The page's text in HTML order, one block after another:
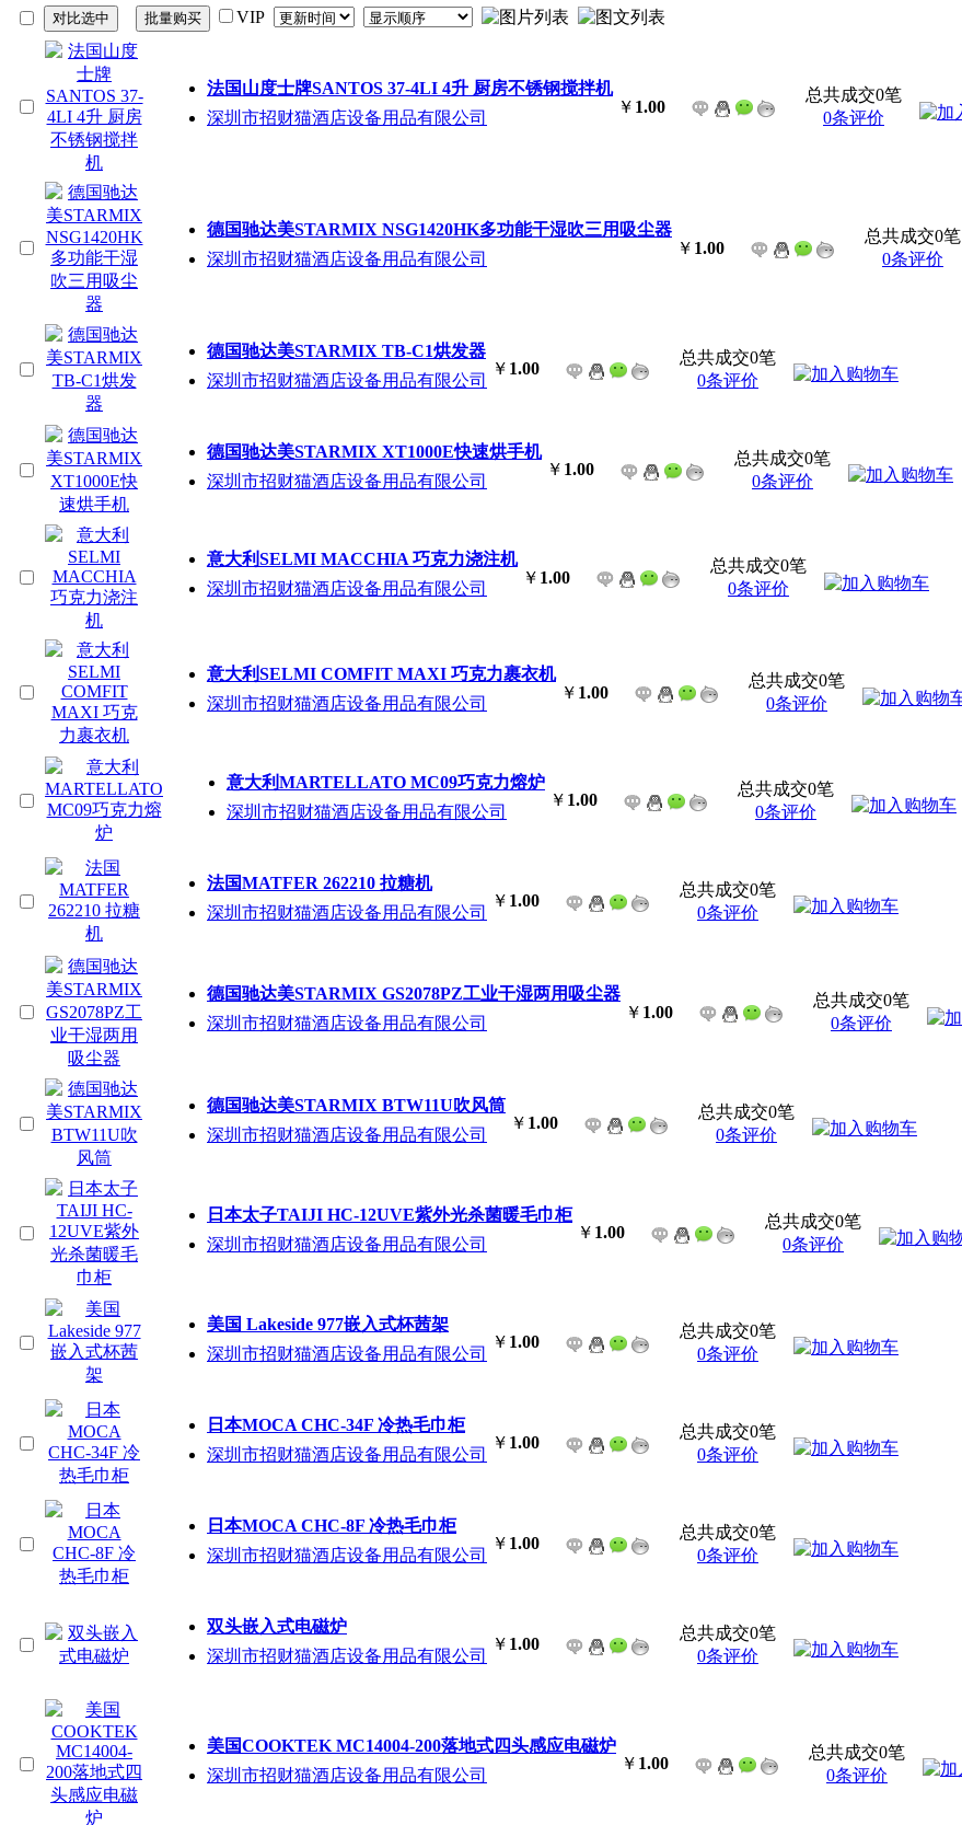
VIP
法国山度士牌SANTOS 37-4LI 4升 厨房不锈钢搅拌机
深圳市招财猫酒店设备用品有限公司
￥ 1.00
总共成交0笔
0条评价
德国驰达美STARMIX NSG1420HK多功能干湿吹三用吸尘器
深圳市招财猫酒店设备用品有限公司
￥ 1.00
总共成交0笔
0条评价
德国驰达美STARMIX TB-C1烘发器
深圳市招财猫酒店设备用品有限公司
￥ 1.00
总共成交0笔
0条评价
德国驰达美STARMIX XT1000E快速烘手机
深圳市招财猫酒店设备用品有限公司
￥ 1.00
总共成交0笔
0条评价
意大利SELMI MACCHIA 巧克力浇注机
深圳市招财猫酒店设备用品有限公司
￥ 1.00
总共成交0笔
0条评价
意大利SELMI COMFIT MAXI 巧克力裹衣机
深圳市招财猫酒店设备用品有限公司
￥ 1.00
总共成交0笔
0条评价
意大利MARTELLATO MC09巧克力熔炉
深圳市招财猫酒店设备用品有限公司
￥ 1.00
总共成交0笔
0条评价
法国MATFER 262210 拉糖机
深圳市招财猫酒店设备用品有限公司
￥ 1.00
总共成交0笔
0条评价
德国驰达美STARMIX GS2078PZ工业干湿两用吸尘器
深圳市招财猫酒店设备用品有限公司
￥ 1.00
总共成交0笔
0条评价
德国驰达美STARMIX BTW11U吹风筒
深圳市招财猫酒店设备用品有限公司
￥ 1.00
总共成交0笔
0条评价
日本太子TAIJI HC-12UVE紫外光杀菌暖毛巾柜
深圳市招财猫酒店设备用品有限公司
￥ 1.00
总共成交0笔
0条评价
美国 Lakeside 977嵌入式杯茜架
深圳市招财猫酒店设备用品有限公司
￥ 1.00
总共成交0笔
0条评价
日本MOCA CHC-34F 冷热毛巾柜
深圳市招财猫酒店设备用品有限公司
￥ 1.00
总共成交0笔
0条评价
日本MOCA CHC-8F 冷热毛巾柜
深圳市招财猫酒店设备用品有限公司
￥ 1.00
总共成交0笔
0条评价
双头嵌入式电磁炉
深圳市招财猫酒店设备用品有限公司
￥ 1.00
总共成交0笔
0条评价
美国COOKTEK MC14004-200落地式四头感应电磁炉
深圳市招财猫酒店设备用品有限公司
￥ 1.00
总共成交0笔
0条评价